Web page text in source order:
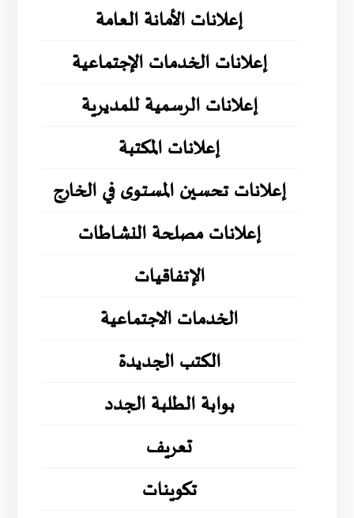
إعلانات الأمانة العامة
إعلانات الخدمات الإجتماعية
إعلانات الرسمية للمديرية
إعلانات المكتبة
إعلانات تحسين المستوى في الخارج
إعلانات مصلحة النشاطات
الإتفاقيات
الخدمات الاجتماعية
الكتب الجديدة
بوابة الطلبة الجدد
تعريف
تكوينات